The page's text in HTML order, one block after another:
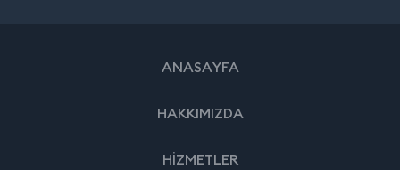
ANASAYFA
HAKKIMIZDA
HİZMETLER